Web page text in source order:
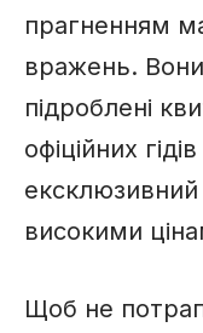
прагненням
вражень.
підроблені
офіційних
високими
Щоб не